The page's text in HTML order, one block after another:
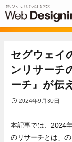
セグウェイ
ンリサーチ
ーチ』が伝
2024年9月30日
本記事では、2024
のリサーチとは」